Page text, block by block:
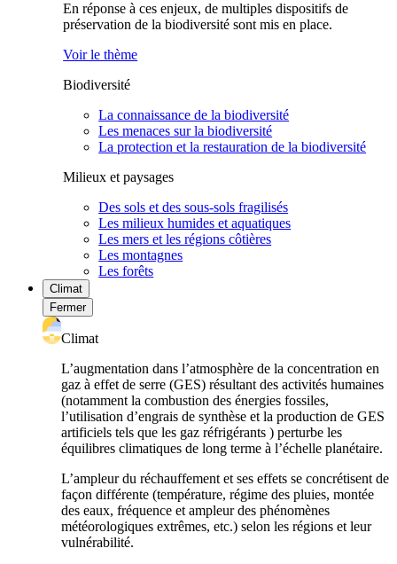
En réponse à ces enjeux, de multiples dispositifs de
préservation de la biodiversité sont mis en place.
Voir le thème
Biodiversité
La connaissance de la biodiversité
Les menaces sur la biodiversité
La protection et la restauration de la biodiversité
Milieux et paysages
Des sols et des sous-sols fragilisés
Les milieux humides et aquatiques
Les mers et les régions côtières
Les montagnes
Les forêts
Climat
Fermer
Climat
L’augmentation dans l’atmosphère de la concentration en
gaz à effet de serre (GES) résultant des activités humaines
(notamment la combustion des énergies fossiles,
l’utilisation d’engrais de synthèse et la production de GES
artificiels tels que les gaz réfrigérants ) perturbe les
équilibres climatiques de long terme à l’échelle planétaire.
L’ampleur du réchauffement et ses effets se concrétisent de
façon différente (température, régime des pluies, montée
des eaux, fréquence et ampleur des phénomènes
météorologiques extrêmes, etc.) selon les régions et leur
vulnérabilité.